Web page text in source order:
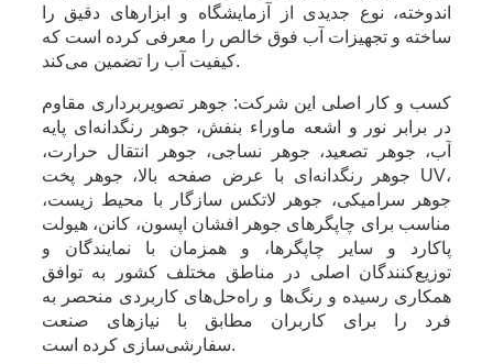
اندوخته، نوع جدیدی از آزمایشگاه و ابزارهای دقیق را
ساخته و تجهیزات آب فوق خالص را معرفی کرده است که
کیفیت آب را تضمین می‌کند.
کسب و کار اصلی این شرکت: جوهر تصویربرداری مقاوم
در برابر نور و اشعه ماوراء بنفش، جوهر رنگدانه‌ای پایه
آب، جوهر تصعید، جوهر نساجی، جوهر انتقال حرارت،
جوهر رنگدانه‌ای با عرض صفحه بالا، جوهر پخت UV،
جوهر سرامیکی، جوهر لاتکس سازگار با محیط زیست،
مناسب برای چاپگرهای جوهر افشان اپسون، کانن، هیولت
پاکارد و سایر چاپگرها، و همزمان با نمایندگان و
توزیع‌کنندگان اصلی در مناطق مختلف کشور به توافق
همکاری رسیده و رنگ‌ها و راه‌حل‌های کاربردی منحصر به
فرد را برای کاربران مطابق با نیازهای صنعت
سفارشی‌سازی کرده است.